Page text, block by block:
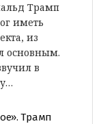
Трамп
иметь
из
основным.
в
Трамп